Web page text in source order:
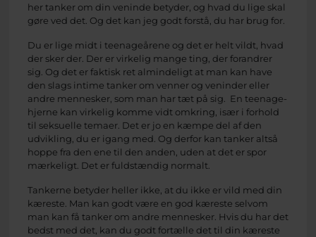
her tanker om din veninde betyder, og hvad du lige skal
gøre ved det. Og det kan jeg godt forstå, du har brug for.
Du er lige midt i teenageårene og det er helt vildt, hvad
der sker der. Der er virkelig mange ting, der forandrer
sig. Og det er faktisk ret almindeligt at man kan have
den slags intime tanker om venner og veninder eller
andre mennesker, som man har tæt på sig. En teenage-
hjerne kan virkelig komme vidt omkring, især i forhold
til seksuelle temaer. Det er jo en kæmpe del af den
udvikling, du er igang med. Og derfor kan tanker altså
hoppe fra den ene til den anden, uden at det er spor
mærkeligt. Det er fuldstændig normalt.
Tankerne betyder heller ikke, at du ikke er vild med din
kæreste. Man kan godt være en god kæreste selvom
man kan få tanker om andre mennesker. Hvis du har det
bedst med det, kan du godt fortælle det til din kæreste